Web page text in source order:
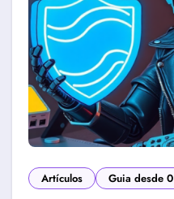
Artículos Guia desde 0